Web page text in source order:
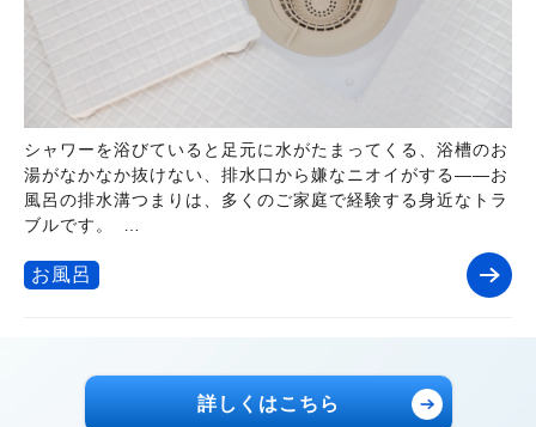
シャワーを浴びていると足元に水がたまってくる、浴槽のお
湯がなかなか抜けない、排水口から嫌なニオイがする――お
風呂の排水溝つまりは、多くのご家庭で経験する身近なトラ
ブルです。 …
お風呂
詳しくはこちら